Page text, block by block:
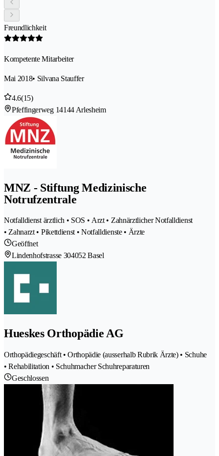
Freundlichkeit
Kompetente Mitarbeiter
Mai 2018• Silvana Stauffer
4.6(15)
Pfeffingerweg 14144 Arlesheim
MNZ - Stiftung Medizinische
Notrufzentrale
Notfalldienst ärztlich • SOS • Arzt • Zahnärztlicher Notfalldienst
• Zahnarzt • Pikettdienst • Notfalldienste • Ärzte
Geöffnet
Lindenhofstrasse 304052 Basel
Hueskes Orthopädie AG
Orthopädiegeschäft • Orthopädie (ausserhalb Rubrik Ärzte) • Schuhe
• Rehabilitation • Schuhmacher Schuhreparaturen
Geschlossen